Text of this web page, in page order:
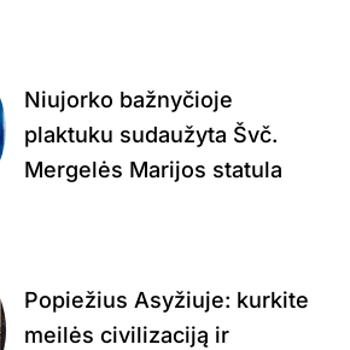
Niujorko bažnyčioje
plaktuku sudaužyta Švč.
Mergelės Marijos statula
Popiežius Asyžiuje: kurkite
meilės civilizaciją ir